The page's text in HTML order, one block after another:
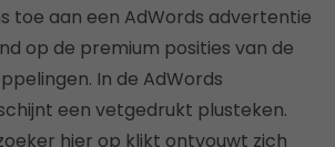
toe aan een AdWords advertentie
op de premium posities van de
In de AdWords
een vetgedrukt plusteken.
hier op klikt ontvouwt zich